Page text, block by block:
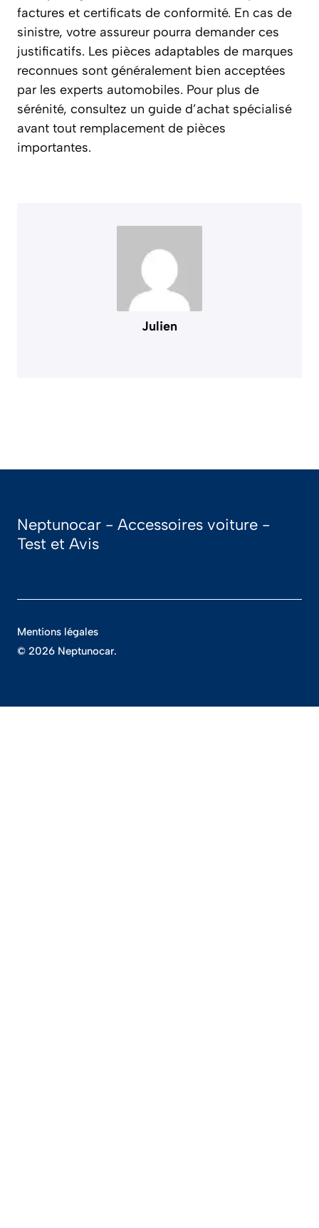
factures et certificats de conformité. En cas de
sinistre, votre assureur pourra demander ces
justificatifs. Les pièces adaptables de marques
reconnues sont généralement bien acceptées
par les experts automobiles. Pour plus de
sérénité, consultez un guide d’achat spécialisé
avant tout remplacement de pièces
importantes.
Julien
Neptunocar - Accessoires voiture -
Test et Avis
© 2026 Neptunocar.
Mentions légales